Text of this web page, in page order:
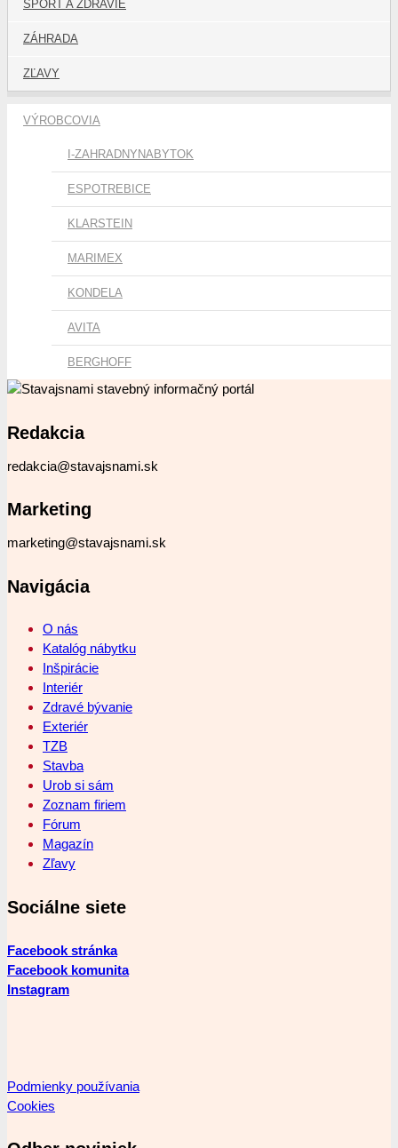
ŠPORT A ZDRAVIE
ZÁHRADA
ZĽAVY
VÝROBCOVIA
I-ZAHRADNYNABYTOK
ESPOTREBICE
KLARSTEIN
MARIMEX
KONDELA
AVITA
BERGHOFF
Redakcia
redakcia@stavajsnami.sk
Marketing
marketing@stavajsnami.sk
Navigácia
O nás
Katalóg nábytku
Inšpirácie
Interiér
Zdravé bývanie
Exteriér
TZB
Stavba
Urob si sám
Zoznam firiem
Fórum
Magazín
Zľavy
Sociálne siete
Facebook stránka
Facebook komunita
Instagram
Podmienky používania
Cookies